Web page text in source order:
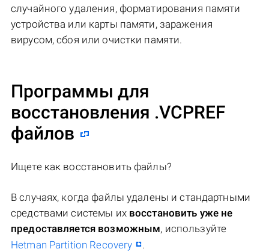
случайного удаления, форматирования памяти
устройства или карты памяти, заражения
вирусом, сбоя или очистки памяти.
Программы для
восстановления .VCPREF
файлов
Ищете как восстановить файлы?
В случаях, когда файлы удалены и стандартными
средствами системы их восстановить уже не
предоставляется возможным, используйте
Hetman Partition Recovery
.